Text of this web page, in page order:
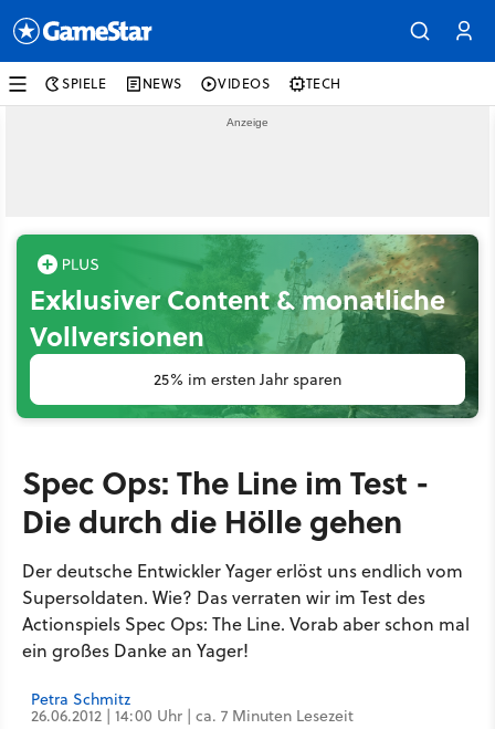
SPIELE NEWS VIDEOS TECH
Exklusiver Content & monatliche
Vollversionen
25% im ersten Jahr sparen
Spec Ops: The Line im Test -
Die durch die Hölle gehen
Der deutsche Entwickler Yager erlöst uns endlich vom
Supersoldaten. Wie? Das verraten wir im Test des
Actionspiels Spec Ops: The Line. Vorab aber schon mal
ein großes Danke an Yager!
Petra Schmitz
26.06.2012 | 14:00 Uhr | ca. 7 Minuten Lesezeit